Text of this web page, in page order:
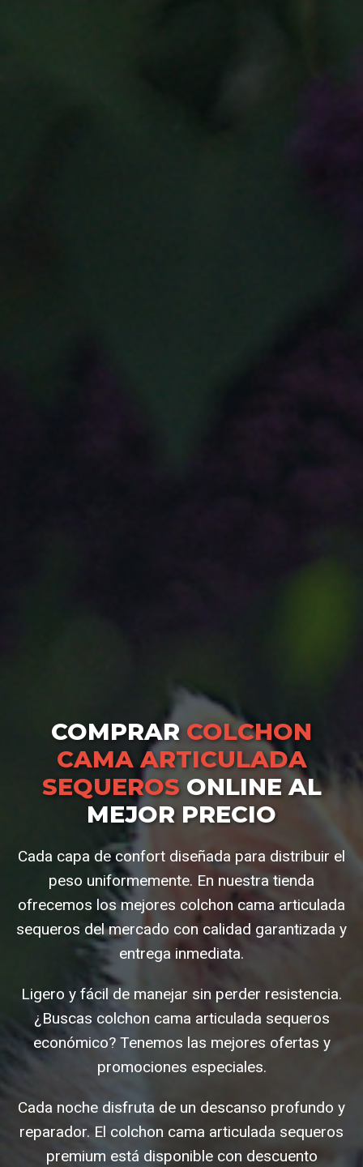
COMPRAR COLCHON
CAMA ARTICULADA
SEQUEROSONLINE AL
MEJOR PRECIO
Cada capa de confort diseñada para distribuir el
peso uniformemente. En nuestra tienda
ofrecemos los mejores colchon cama articulada
sequeros del mercado con calidad garantizada y
entrega inmediata.
Ligero y fácil de manejar sin perder resistencia.
¿Buscas colchon cama articulada sequeros
económico? Tenemos las mejores ofertas y
promociones especiales.
Cada noche disfruta de un descanso profundo y
reparador. El colchon cama articulada sequeros
premium está disponible con descuento